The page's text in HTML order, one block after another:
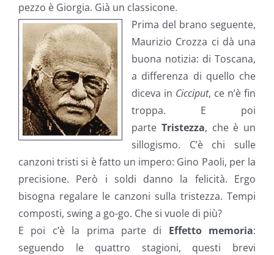
pezzo è Giorgia. Già un classicone.
Prima del brano seguente,
Maurizio Crozza ci dà una
buona notizia: di Toscana,
a differenza di quello che
diceva in Cicciput, ce n’è fin
troppa. E poi
parte Tristezza, che è un
sillogismo. C’è chi sulle
canzoni tristi si è fatto un impero: Gino Paoli, per la
precisione. Però i soldi danno la felicità. Ergo
bisogna regalare le canzoni sulla tristezza. Tempi
composti, swing a go-go. Che si vuole di più?
E poi c’è la prima parte di Effetto memoria:
seguendo le quattro stagioni, questi brevi